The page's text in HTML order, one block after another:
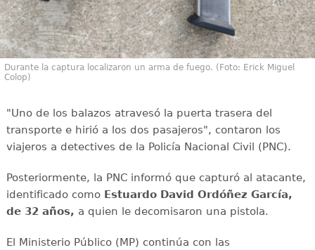
Durante la captura localizaron un arma de fuego. (Foto: Erick Miguel
Colop)
"Uno de los balazos atravesó la puerta trasera del
transporte e hirió a los dos pasajeros", contaron los
viajeros a detectives de la Policía Nacional Civil (PNC).
Posteriormente, la PNC informó que capturó al atacante,
identificado como Estuardo David Ordóñez García,
de 32 años, a quien le decomisaron una pistola.
El Ministerio Público (MP) continúa con las